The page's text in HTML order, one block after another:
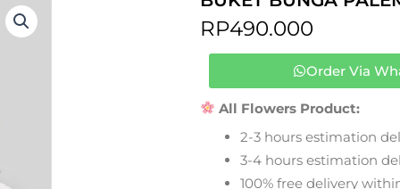
RP490.000
Order Via
All Flowers Product:
2-3 hours estimation
3-4 hours estimation
100% free delivery